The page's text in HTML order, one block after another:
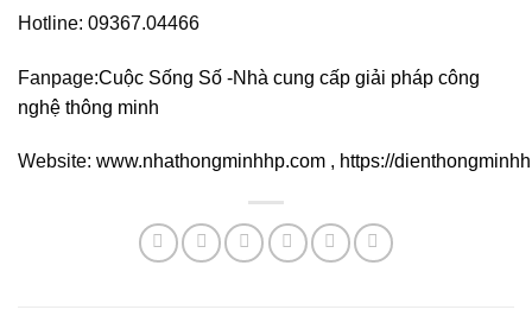
Hotline: 09367.04466
Fanpage:Cuộc Sống Số -Nhà cung cấp giải pháp công
nghệ thông minh
Website: www.nhathongminhhp.com , https://